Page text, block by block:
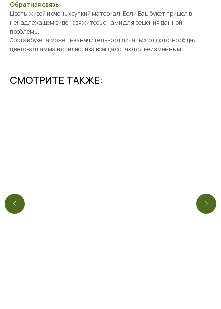
Обратная связь:
Цветы живой и очень хрупкий материал. Если Ваш букет пришел в
ненадлежащем виде - свяжитесь с нами для решения данной
проблемы.
Состав букета может незначительно отличаться от фото, но общая
цветовая гамма и стилистика всегда остаются неизменным
СМОТРИТЕ ТАКЖЕ: